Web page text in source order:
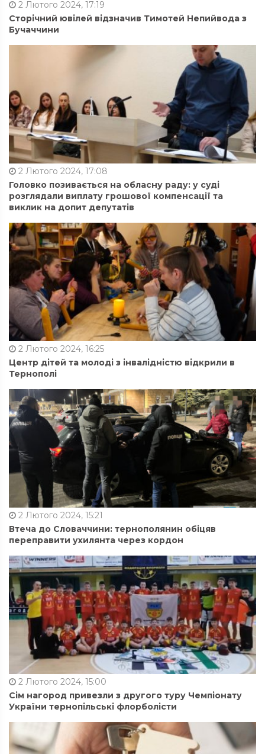
2 Лютого 2024, 17:19
Сторічний ювілей відзначив Тимотей Непийвода з
Бучаччини
2 Лютого 2024, 17:08
Головко позивається на обласну раду: у суді
розглядали виплату грошової компенсації та
виклик на допит депутатів
2 Лютого 2024, 16:25
Центр дітей та молоді з інвалідністю відкрили в
Тернополі
2 Лютого 2024, 15:21
Втеча до Словаччини: тернополянин обіцяв
переправити ухилянта через кордон
2 Лютого 2024, 15:00
Сім нагород привезли з другого туру Чемпіонату
України тернопільські флорболісти